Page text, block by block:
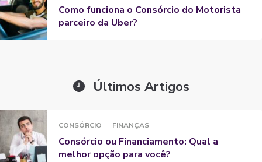
Como funciona o Consórcio do Motorista
parceiro da Uber?
Últimos Artigos
CONSÓRCIO FINANÇAS
Consórcio ou Financiamento: Qual a
melhor opção para você?